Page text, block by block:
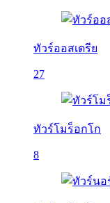
ทัวร์ออสเตรีย
27
ทัวร์โมร็อกโก
8